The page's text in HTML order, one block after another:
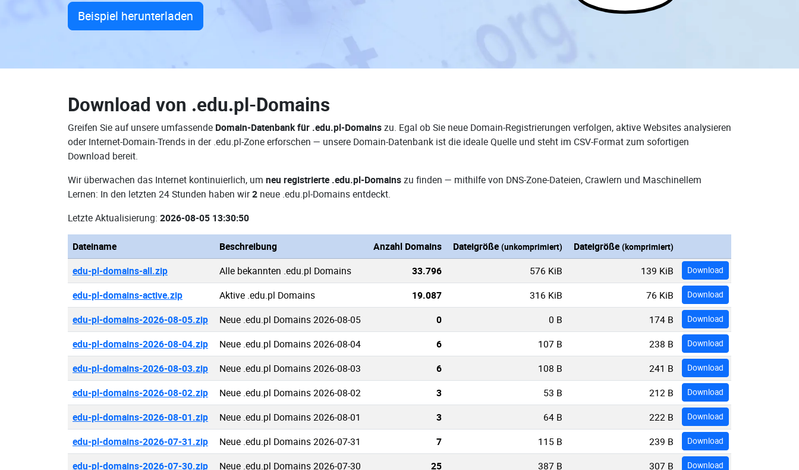
Beispiel herunterladen
Download von .edu.pl-Domains
Greifen Sie auf unsere umfassende Domain-Datenbank für .edu.pl-Domainszu. Egal ob Sie neue Domain-Registrierungen verfolgen, aktive Websites analysieren
oder Internet-Domain-Trends in der .edu.pl-Zone erforschen — unsere Domain-Datenbank ist die ideale Quelle und steht im CSV-Format zum sofortigen
Download bereit.
Wir überwachen das Internet kontinuierlich, um neu registrierte .edu.pl-Domainszu finden — mithilfe von DNS-Zone-Dateien, Crawlern und Maschinellem
Lernen: In den letzten 24 Stunden haben wir2 neue .edu.pl-Domains entdeckt.
Letzte Aktualisierung: 2026-08-05 13:30:50
Dateiname Beschreibung Anzahl Domains Dateigröße (unkomprimiert) Dateigröße (komprimiert)
edu-pl-domains-all.zip Alle bekannten .edu.pl Domains 33.796 576 KiB 139 KiB Download
edu-pl-domains-active.zip Aktive .edu.pl Domains 19.087 316 KiB 76 KiB Download
edu-pl-domains-2026-08-05.zip Neue .edu.pl Domains 2026-08-05 0 0 B 174 B Download
edu-pl-domains-2026-08-04.zip Neue .edu.pl Domains 2026-08-04 6 107 B 238 B Download
edu-pl-domains-2026-08-03.zip Neue .edu.pl Domains 2026-08-03 6 108 B 241 B Download
edu-pl-domains-2026-08-02.zip Neue .edu.pl Domains 2026-08-02 3 53 B 212 B Download
edu-pl-domains-2026-08-01.zip Neue .edu.pl Domains 2026-08-01 3 64 B 222 B Download
edu-pl-domains-2026-07-31.zip Neue .edu.pl Domains 2026-07-31 7 115 B 239 B Download
edu-pl-domains-2026-07-30.zip Neue .edu.pl Domains 2026-07-30 25 387 B 307 B Download